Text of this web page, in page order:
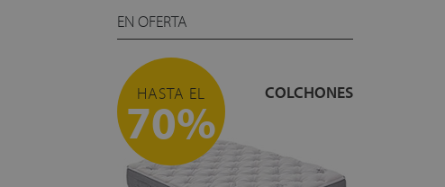
EN OFERTA
HASTA EL
70%
COLCHONES